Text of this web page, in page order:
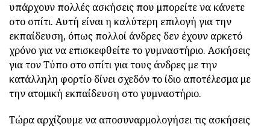
υπάρχουν πολλές ασκήσεις που μπορείτε να κάνετε
στο σπίτι. Αυτή είναι η καλύτερη επιλογή για την
εκπαίδευση, όπως πολλοί άνδρες δεν έχουν αρκετό
χρόνο για να επισκεφθείτε το γυμναστήριο. Ασκήσεις
για τον Τύπο στο σπίτι για τους άνδρες με την
κατάλληλη φορτίο δίνει σχεδόν το ίδιο αποτέλεσμα με
την ατομική εκπαίδευση στο γυμναστήριο.
Τώρα αρχίζουμε να αποσυναρμολογήσει τις ασκήσεις